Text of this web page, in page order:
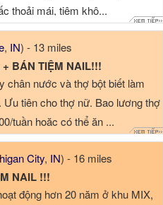
thoải mái, tiệm khô...
, IN) - 13 miles
BÁN TIỆM NAIL!!!
chân nước và thợ bột biết làm
Ưu tiên cho thợ nữ. Bao lương thợ
tuần hoặc có thể ăn ...
City, IN) - 16 miles
NAIL !!!
động hơn 20 năm ở khu MIX,